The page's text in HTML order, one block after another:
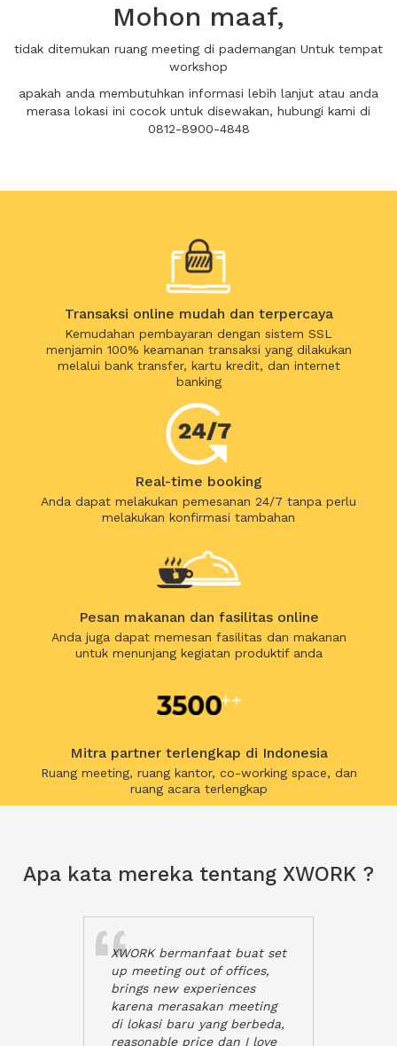
Mohon maaf,
tidak ditemukan ruang meeting di pademangan Untuk tempat
workshop
apakah anda membutuhkan informasi lebih lanjut atau anda
merasa lokasi ini cocok untuk disewakan, hubungi kami di
0812-8900-4848
Transaksi online mudah dan terpercaya
Kemudahan pembayaran dengan sistem SSL
menjamin 100% keamanan transaksi yang dilakukan
melalui bank transfer, kartu kredit, dan internet
banking
Real-time booking
Anda dapat melakukan pemesanan 24/7 tanpa perlu
melakukan konfirmasi tambahan
Pesan makanan dan fasilitas online
Anda juga dapat memesan fasilitas dan makanan
untuk menunjang kegiatan produktif anda
Mitra partner terlengkap di Indonesia
Ruang meeting, ruang kantor, co-working space, dan
ruang acara terlengkap
Apa kata mereka tentang XWORK ?
XWORK bermanfaat buat set
up meeting out of offices,
brings new experiences
karena merasakan meeting
di lokasi baru yang berbeda,
reasonable price dan I love